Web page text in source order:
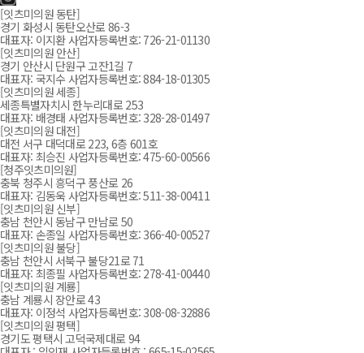
[잇츠미의원 동탄]
경기 화성시 동탄오산로 86-3
대표자: 이지환 사업자등록번호: 726-21-01130
[잇츠미의원 안산]
경기 안산시 단원구 고잔1길 7
대표자: 국지수 사업자등록번호: 884-18-01305
[잇츠미의원 세종]
세종특별자치시 한누리대로 253
대표자: 배경태 사업자등록번호: 328-28-01497
[잇츠미의원 대전]
대전 서구 대덕대로 223, 6층 601호
대표자: 최승진 사업자등록번호: 475-60-00566
[청주잇츠미의원]
충북 청주시 흥덕구 풍산로 26
대표자: 김동욱 사업자등록번호: 511-38-00411
[잇츠미의원 신부]
충남 천안시 동남구 만남로 50
대표자: 손종일 사업자등록번호: 366-40-00527
[잇츠미의원 불당]
충남 천안시 서북구 불당21로 71
대표자: 최종필 사업자등록번호: 278-41-00440
[잇츠미의원 계룡]
충남 계룡시 장안로 43
대표자: 이정석 사업자등록번호: 308-08-32886
[잇츠미의원 평택]
경기도 평택시 고덕국제대로 94